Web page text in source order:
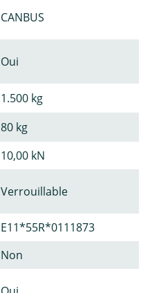
CANBUS
Oui
1.500 kg
80 kg
10,00 kN
Verrouillable
E11*55R*0111873
Non